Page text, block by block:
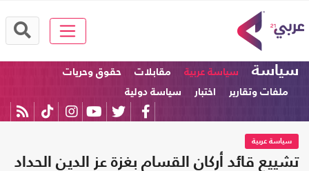
سياسة سياسة عربية مقابلات
حقوق وحريات
ملفات وتقارير
اختبار سياسة دولية
سياسة عربية
تشييع قائد أركان القسام بغزة عز الدين الحداد